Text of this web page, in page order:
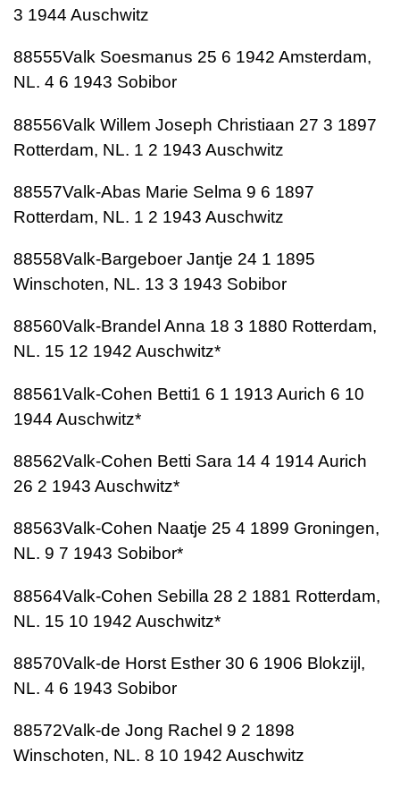
3 1944 Auschwitz
88555Valk Soesmanus 25 6 1942 Amsterdam,
NL. 4 6 1943 Sobibor
88556Valk Willem Joseph Christiaan 27 3 1897
Rotterdam, NL. 1 2 1943 Auschwitz
88557Valk-Abas Marie Selma 9 6 1897
Rotterdam, NL. 1 2 1943 Auschwitz
88558Valk-Bargeboer Jantje 24 1 1895
Winschoten, NL. 13 3 1943 Sobibor
88560Valk-Brandel Anna 18 3 1880 Rotterdam,
NL. 15 12 1942 Auschwitz*
88561Valk-Cohen Betti1 6 1 1913 Aurich 6 10
1944 Auschwitz*
88562Valk-Cohen Betti Sara 14 4 1914 Aurich
26 2 1943 Auschwitz*
88563Valk-Cohen Naatje 25 4 1899 Groningen,
NL. 9 7 1943 Sobibor*
88564Valk-Cohen Sebilla 28 2 1881 Rotterdam,
NL. 15 10 1942 Auschwitz*
88570Valk-de Horst Esther 30 6 1906 Blokzijl,
NL. 4 6 1943 Sobibor
88572Valk-de Jong Rachel 9 2 1898
Winschoten, NL. 8 10 1942 Auschwitz